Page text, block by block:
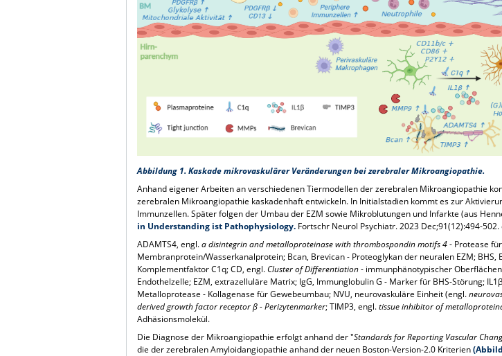
Abbildung 1. Kaskade mikrovaskulärer Veränderungen bei zerebraler Mikroangiopathie.
Anhand eigener Arbeiten an verschiedenen Tiermodellen der zerebralen Mikroangiopathie
zerebralen Mikroangiopathie kaskadenhaft entwickeln. In Initialstadien kommt es zur
Immunzellen. Später folgen der Umbau der EZM sowie Mikroblutungen und Infarkte (aus
in Understanding ist Pathophysiology. Fortschr Neurol Psychiatr. 2023 Dec;91(12):494-
ADAMTS4, engl.a disintegrin and metalloproteinase with thrombospondin motifs 4- Protease
Membranprotein/Wasserkanalprotein; Bcan, Brevican - Proteoglykan der neuralen EZM;
Komplementfaktor C1q; CD, engl.Cluster of Differentiation- immunphänotypischer
Endothelzelle; EZM, extrazelluläre Matrix; IgG, Immunglobulin G - Marker für BHS-Störung;
Metalloprotease - Kollagenase für Gewebeumbau; NVU, neurovaskuläre Einheit (engl.
derived growth factor receptor β - Perizytenmarker; TIMP3, engl.tissue inhibitor of
Adhäsionsmolekül.
Die Diagnose der Mikroangiopathie erfolgt anhand der "Standards for Reporting Vascular
die der zerebralen Amyloidangiopathie anhand der neuen Boston-Version-2.0 Kriterien